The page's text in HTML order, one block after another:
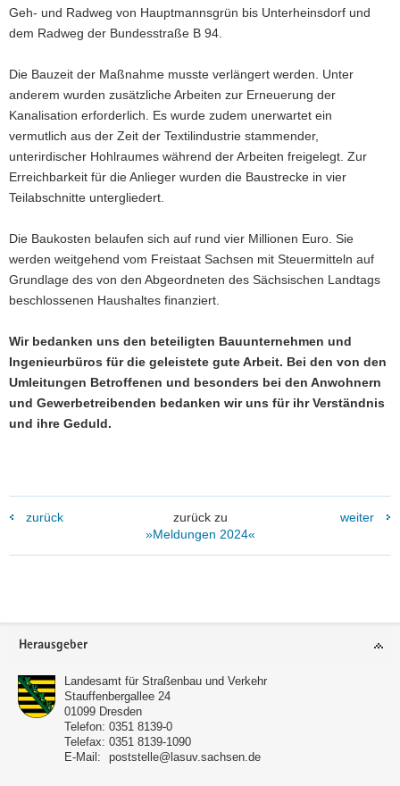
Geh- und Radweg von Hauptmannsgrün bis Unterheinsdorf und
dem Radweg der Bundesstraße B 94.
Die Bauzeit der Maßnahme musste verlängert werden. Unter
anderem wurden zusätzliche Arbeiten zur Erneuerung der
Kanalisation erforderlich. Es wurde zudem unerwartet ein
vermutlich aus der Zeit der Textilindustrie stammender,
unterirdischer Hohlraumes während der Arbeiten freigelegt. Zur
Erreichbarkeit für die Anlieger wurden die Baustrecke in vier
Teilabschnitte untergliedert.
Die Baukosten belaufen sich auf rund vier Millionen Euro. Sie
werden weitgehend vom Freistaat Sachsen mit Steuermitteln auf
Grundlage des von den Abgeordneten des Sächsischen Landtags
beschlossenen Haushaltes finanziert.
Wir bedanken uns den beteiligten Bauunternehmen und
Ingenieurbüros für die geleistete gute Arbeit. Bei den von den
Umleitungen Betroffenen und besonders bei den Anwohnern
und Gewerbetreibenden bedanken wir uns für ihr Verständnis
und ihre Geduld.
zurück
zurück zu
»Meldungen 2024«
weiter
Footer-
Herausgeber
Landesamt für Straßenbau und Verkehr
Stauffenbergallee 24
01099 Dresden
Telefon: 0351 8139-0
Telefax: 0351 8139-1090
E-Mail:
poststelle@lasuv.sachsen.de